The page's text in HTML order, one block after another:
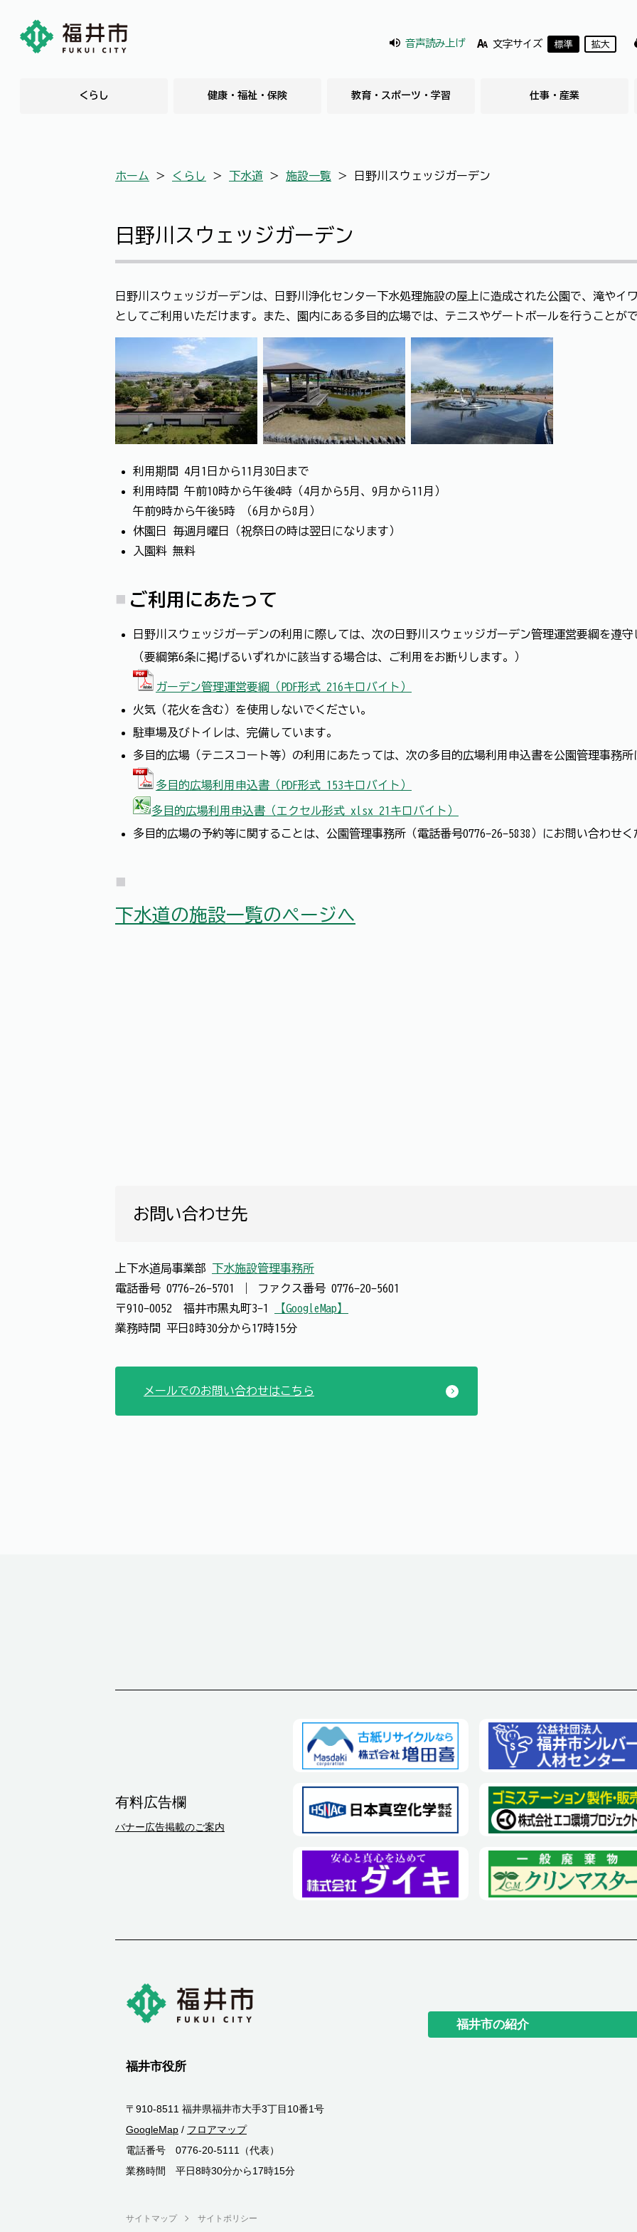
音声読み上げ 文字サイズ 標準 拡大
くらし 健康・福祉・保険 教育・スポーツ・学習 仕事・産業
ホーム ＞ くらし ＞ 下水道 ＞ 施設一覧 ＞ 日野川スウェッジガーデン
日野川スウェッジガーデン
日野川スウェッジガーデンは、日野川浄化センター下水処理施設の屋上に造成された公園で、滝やイ
としてご利用いただけます。また、園内にある多目的広場では、テニスやゲートボールを行うことがで
利用期間 4月1日から11月30日まで
利用時間 午前10時から午後4時（4月から5月、9月から11月）
午前9時から午後5時 （6月から8月）
休園日 毎週月曜日（祝祭日の時は翌日になります）
入園料 無料
ご利用にあたって
日野川スウェッジガーデンの利用に際しては、次の日野川スウェッジガーデン管理運営要綱を遵守
（要綱第6条に掲げるいずれかに該当する場合は、ご利用をお断りします。）
ガーデン管理運営要綱（PDF形式 216キロバイト）
火気（花火を含む）を使用しないでください。
駐車場及びトイレは、完備しています。
多目的広場（テニスコート等）の利用にあたっては、次の多目的広場利用申込書を公園管理事務所
多目的広場利用申込書（PDF形式 153キロバイト）
多目的広場利用申込書（エクセル形式 xlsx 21キロバイト）
多目的広場の予約等に関することは、公園管理事務所（電話番号0776-26-5838）にお問い合わせく
下水道の施設一覧のページへ
お問い合わせ先
上下水道局事業部 下水施設管理事務所
電話番号 0776-26-5701 ファクス番号 0776-20-5601
〒910-0052 福井市黒丸町3-1
【GoogleMap】
業務時間 平日8時30分から17時15分
メールでのお問い合わせはこちら
有料広告欄
バナー広告掲載のご案内
福井市役所
〒910-8511 福井県福井市大手3丁目10番1号
GoogleMap / フロアマップ
電話番号 0776-20-5111（代表）
業務時間 平日8時30分から17時15分
サイトマップ サイトポリシー
福井市の紹介